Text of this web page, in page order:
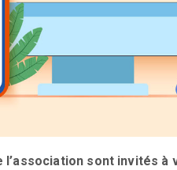
l’association sont invités